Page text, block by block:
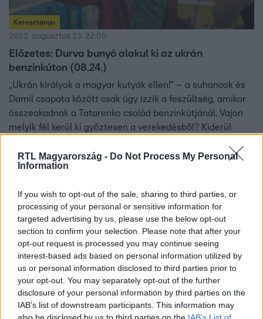
RTL Magyarország - Do Not Process My Personal
Information
If you wish to opt-out of the sale, sharing to third parties, or
processing of your personal or sensitive information for
targeted advertising by us, please use the below opt-out
section to confirm your selection. Please note that after your
opt-out request is processed you may continue seeing
interest-based ads based on personal information utilized by
us or personal information disclosed to third parties prior to
your opt-out. You may separately opt-out of the further
disclosure of your personal information by third parties on the
IAB’s list of downstream participants. This information may
also be disclosed by us to third parties on the IAB’s List of
Keresztanyu
2022. augusztus 23. 22:00
Előzetes: Durva bunyó alakul ki az ukrán
benzinkúton (08.24.)
„Ukrán királyok a magyar kutyák ellen!” – a suhancok és
Damil csapata között csak úgy izzik a feszültség, amikor
összeakadnak a Tatarenko család benzinkútjánál. Vajon
melyik fél kerül ki győztesen a verekedésből? Kiderül
Keresztanyu